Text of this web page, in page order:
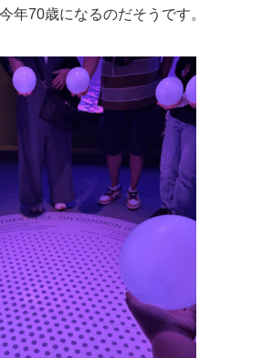
年70歳になるのだそうです。